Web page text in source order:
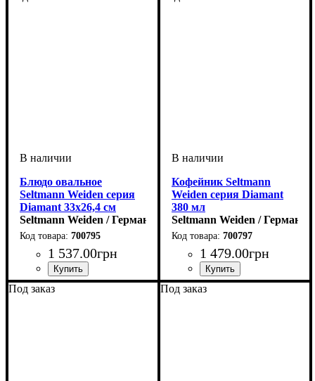
Блюдо овальное
Seltmann Weiden серия
Diamant 33х26,4 см
Seltmann Weiden / Германия
700795
1 537.00грн
Кофейник Seltmann
Weiden серия Diamant
380 мл
Seltmann Weiden / Германия
700797
1 479.00грн
Под заказ Под заказ